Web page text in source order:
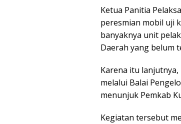
Ketua Panitia
peresmian mobil uji
banyaknya unit
Daerah yang belum
Karena itu
melalui Balai
menunjuk Pemkab
Kegiatan tersebut